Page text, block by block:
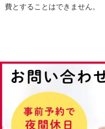
費とすることはできません。